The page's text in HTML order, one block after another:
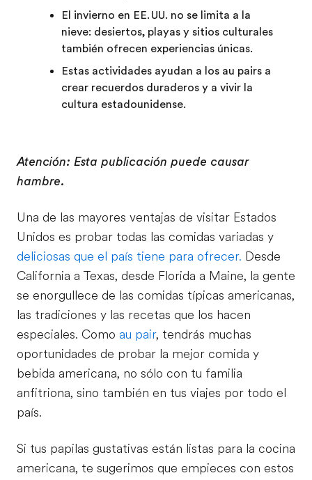
El invierno en EE. UU. no se limita a la
nieve: desiertos, playas y sitios culturales
también ofrecen experiencias únicas.
Estas actividades ayudan a los au pairs a
crear recuerdos duraderos y a vivir la
cultura estadounidense.
Atención: Esta publicación puede causar
hambre.
Una de las mayores ventajas de visitar Estados
Unidos es probar todas las comidas variadas y
deliciosas que el país tiene para ofrecer. Desde
California a Texas, desde Florida a Maine, la gente
se enorgullece de las comidas típicas americanas,
las tradiciones y las recetas que los hacen
especiales. Como au pair, tendrás muchas
oportunidades de probar la mejor comida y
bebida americana, no sólo con tu familia
anfitriona, sino también en tus viajes por todo el
país.
Si tus papilas gustativas están listas para la cocina
americana, te sugerimos que empieces con estos